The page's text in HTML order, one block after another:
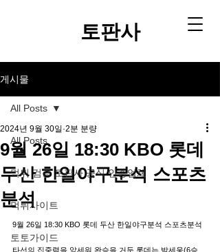
토판사​
게시물
All Posts
먹튀 검증 토판사 공식 인증업체
먹튀사이트
토토가이드
All Posts
9월 26일 18:30 KBO 롯데
두산 한일야구분석 스포츠
분석
2024년 9월 30일 2분 분량
9월 26일 18:30 KBO 롯데 두산 한일야구분석 스포츠분석
타선의 집중력을 앞세워 완승을 거둔 롯데는 박세웅(6승